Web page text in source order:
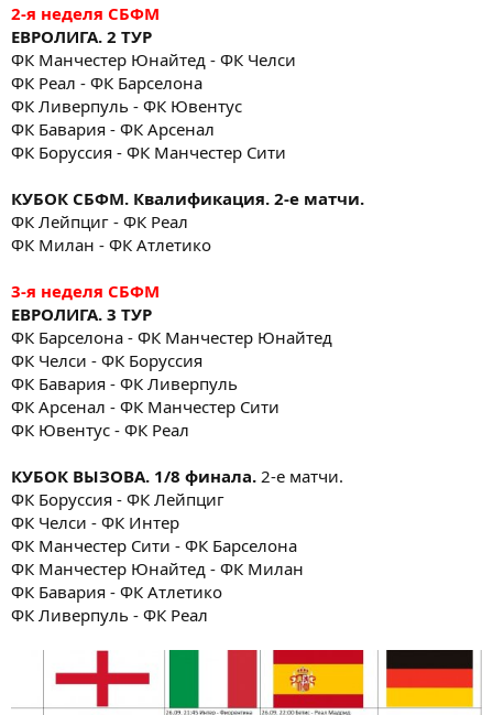
2-я неделя СБФМ
ЕВРОЛИГА. 2 ТУР
ФК Манчестер Юнайтед - ФК Челси
ФК Реал - ФК Барселона
ФК Ливерпуль - ФК Ювентус
ФК Бавария - ФК Арсенал
ФК Боруссия - ФК Манчестер Сити
КУБОК СБФМ. Квалификация. 2-е матчи.
ФК Лейпциг - ФК Реал
ФК Милан - ФК Атлетико
3-я неделя СБФМ
ЕВРОЛИГА. 3 ТУР
ФК Барселона - ФК Манчестер Юнайтед
ФК Челси - ФК Боруссия
ФК Бавария - ФК Ливерпуль
ФК Арсенал - ФК Манчестер Сити
ФК Ювентус - ФК Реал
КУБОК ВЫЗОВА. 1/8 финала. 2-е матчи.
ФК Боруссия - ФК Лейпциг
ФК Челси - ФК Интер
ФК Манчестер Сити - ФК Барселона
ФК Манчестер Юнайтед - ФК Милан
ФК Бавария - ФК Атлетико
ФК Ливерпуль - ФК Реал